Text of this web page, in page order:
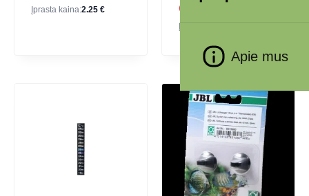
Apie mus
Įprasta kaina:2.25 €